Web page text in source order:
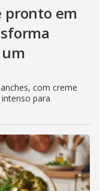
pronto em
com creme
para